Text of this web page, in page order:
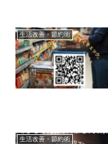
生活改善・節約術
生活改善・節約術